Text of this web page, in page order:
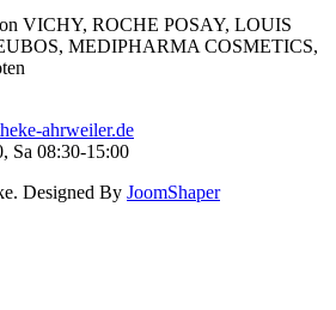
VICHY, ROCHE POSAY, LOUIS
MEDIPHARMA COSMETICS,
ahrweiler.de
Sa 08:30-15:00
Designed By JoomShaper